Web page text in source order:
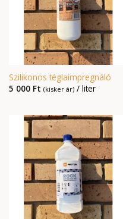
Szilikonos téglaimpregnáló
5 000 Ft (kisker ár)/ liter